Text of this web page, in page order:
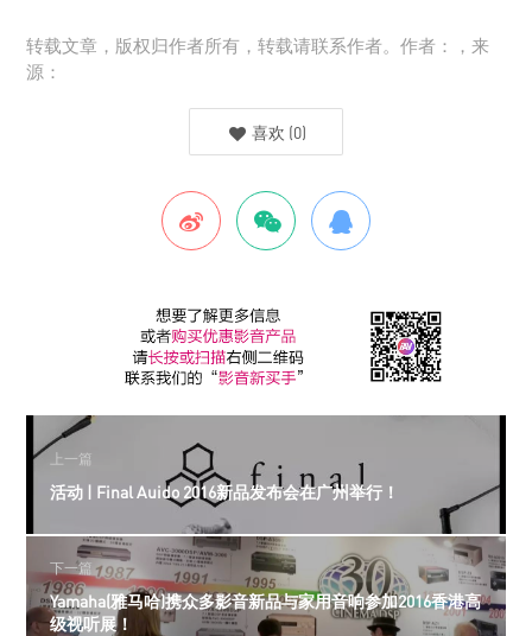
转载文章，版权归作者所有，转载请联系作者。作者：，来
源：
喜欢 (0)
上一篇
活动 | Final Auido 2016新品发布会在广州举行！
下一篇
Yamaha(雅马哈)携众多影音新品与家用音响参加2016香港高
级视听展！